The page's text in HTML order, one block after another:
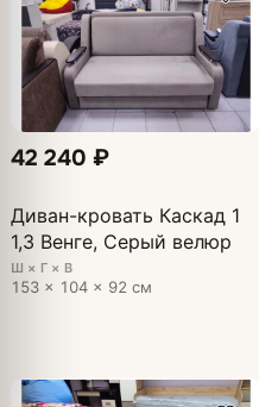
42 240 ₽
Диван-кровать Каскад 1
1,3 Венге, Серый велюр
Ш × Г × В
153 × 104 × 92 см